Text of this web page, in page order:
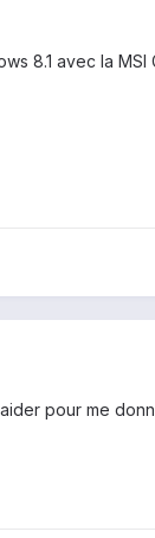
8.1 avec la
pour me